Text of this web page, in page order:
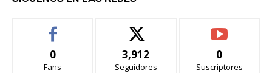
0
Fans
3,912
Seguidores
0
Suscriptores